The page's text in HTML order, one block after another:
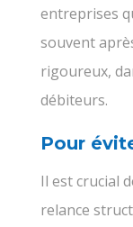
entreprises
souvent
rigoureux,
débiteurs.
Pour
Il est crucial
relance